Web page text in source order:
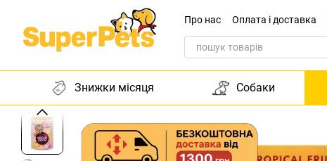
Перейти до основного контенту
Про нас Оплата і доставка
Звернення до директора
Знижки місяця Собаки